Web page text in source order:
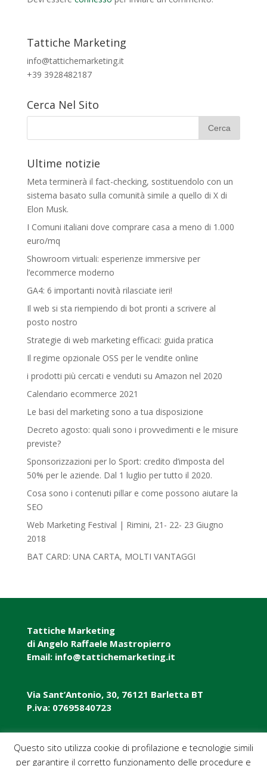
Tattiche Marketing
info@tattichemarketing.it
+39 3928482187
Cerca Nel Sito
Ultime notizie
Meta terminerà il fact-checking, sostituendolo con un
sistema basato sulla comunità simile a quello di X di
Elon Musk.
I Comuni italiani dove comprare casa a meno di 1.000
euro/mq
Showroom virtuali: esperienze immersive per
l’ecommerce moderno
GA4: 6 importanti novità rilasciate ieri!
Il web si sta riempiendo di bot pronti a scrivere al
posto nostro
Strategie di web marketing efficaci: guida pratica
Il regime opzionale OSS per le vendite online
i prodotti più cercati e venduti su Amazon nel 2020
Calendario ecommerce 2021
Le basi del marketing sono a tua disposizione
Decreto agosto: quali sono i provvedimenti e le misure
previste?
Sponsorizzazioni per lo Sport: credito d’imposta del
50% per le aziende. Dal 1 luglio per tutto il 2020.
Cosa sono i contenuti pillar e come possono aiutare la
SEO
Web Marketing Festival | Rimini, 21- 22- 23 Giugno
2018‎
BAT CARD: UNA CARTA, MOLTI VANTAGGI
Tattiche Marketing
di Angelo Raffaele Mastropierro
Email: info@tattichemarketing.it
Via Sant’Antonio, 30, 76121 Barletta BT
P.iva: 07695840723
P.iva: 07695840723
Questo sito utilizza cookie di profilazione e tecnologie simili
per garantire il corretto funzionamento delle procedure e